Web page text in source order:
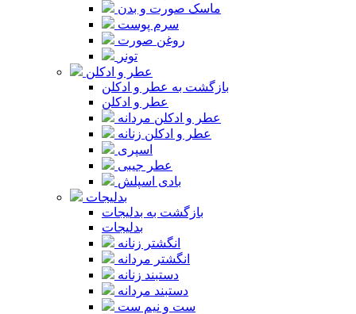
ماسک صورت و بدن
سرم پوست
روغن صورت
تونر
عطر و ادکلن
بازگشت به عطر و ادکلن
عطر و ادکلن
عطر و ادکلن مردانه
عطر و ادکلن زنانه
اسپری
عطر جیبی
بادی اسپلش
بدلیجات
بازگشت به بدلیجات
بدلیجات
انگشتر زنانه
انگشتر مردانه
دستبند زنانه
دستبند مردانه
ست و نیم ست